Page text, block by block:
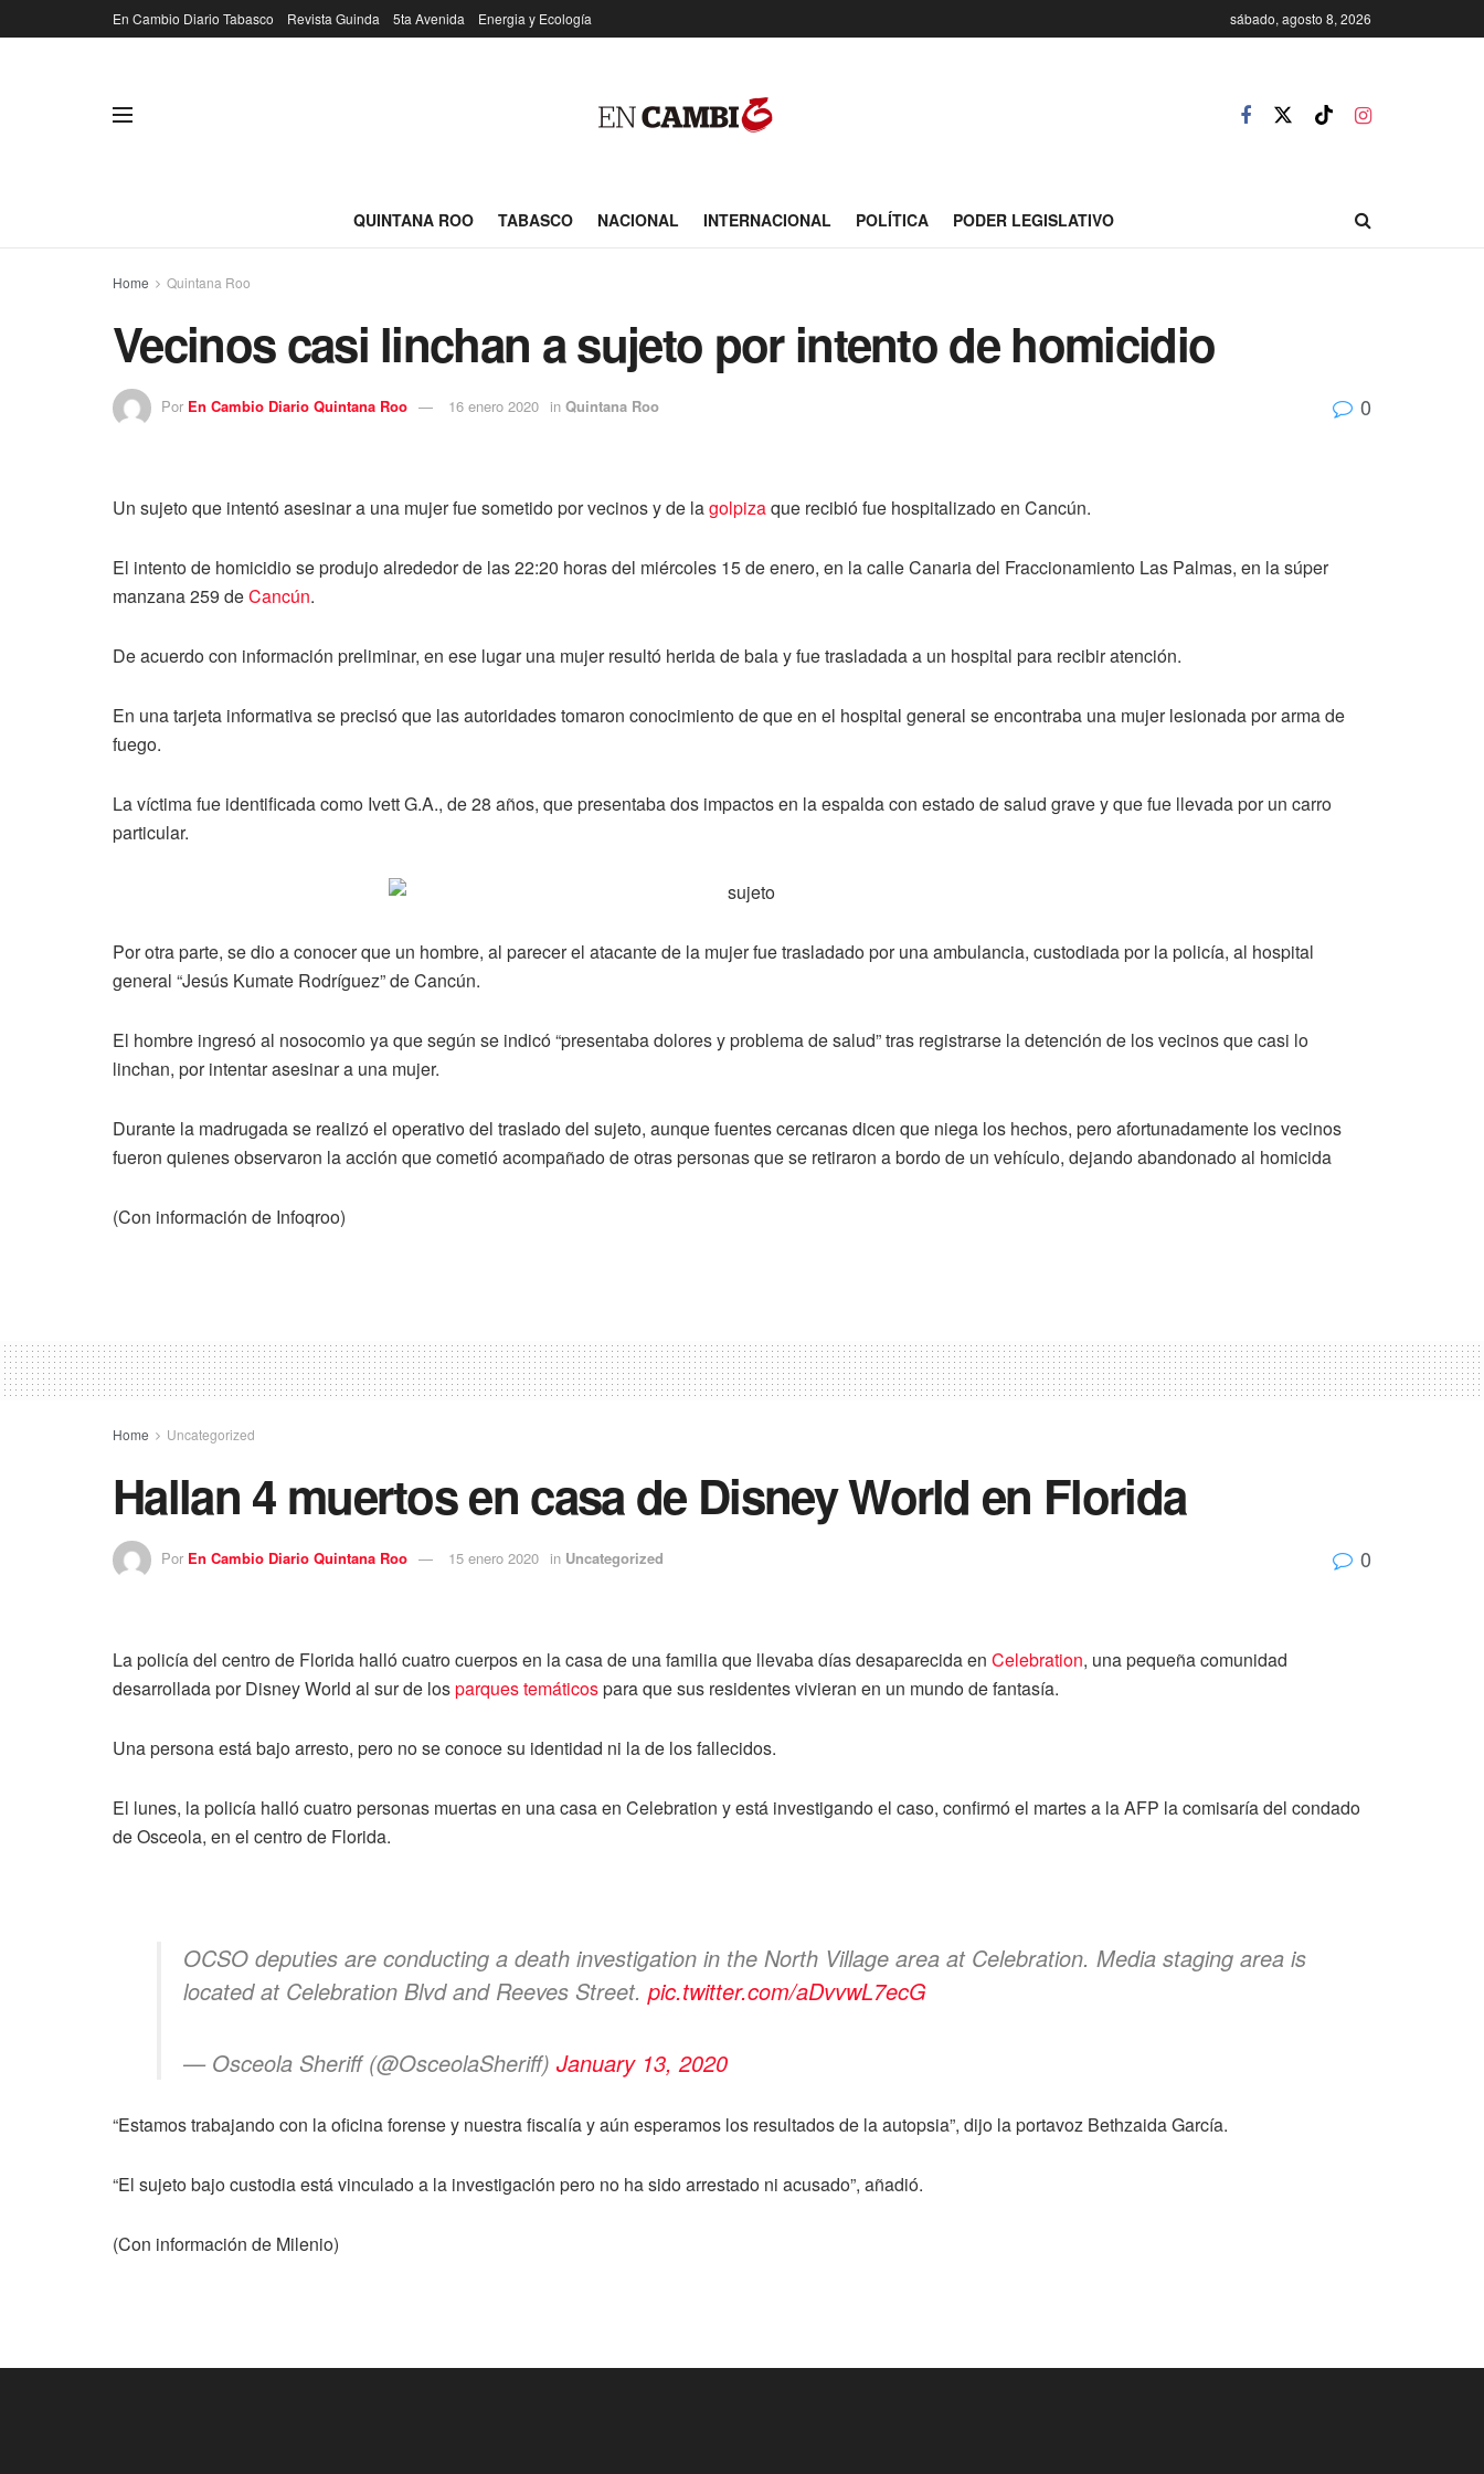
En Cambio Diario Tabasco Revista Guinda 5ta Avenida Energia y Ecología sábado, agosto 8, 2026
QUINTANA ROO TABASCO NACIONAL INTERNACIONAL POLÍTICA PODER LEGISLATIVO
Home Quintana Roo
Vecinos casi linchan a sujeto por intento de homicidio
Por En Cambio Diario Quintana Roo 16 enero 2020 in Quintana Roo 0
Un sujeto que intentó asesinar a una mujer fue sometido por vecinos y de lagolpizaque recibió fue hospitalizado en Cancún.
El intento de homicidio se produjo alrededor de las 22:20 horas del miércoles 15 de enero, en la calle Canaria del Fraccionamiento Las Palmas, en la súper
manzana 259 deCancún.
De acuerdo con información preliminar, en ese lugar una mujer resultó herida de bala y fue trasladada a un hospital para recibir atención.
En una tarjeta informativa se precisó que las autoridades tomaron conocimiento de que en el hospital general se encontraba una mujer lesionada por arma de
fuego.
La víctima fue identificada como Ivett G.A., de 28 años, que presentaba dos impactos en la espalda con estado de salud grave y que fue llevada por un carro
particular.
Por otra parte, se dio a conocer que un hombre, al parecer el atacante de la mujer fue trasladado por una ambulancia, custodiada por la policía, al hospital
general “Jesús Kumate Rodríguez” de Cancún.
El hombre ingresó al nosocomio ya que según se indicó “presentaba dolores y problema de salud” tras registrarse la detención de los vecinos que casi lo
linchan, por intentar asesinar a una mujer.
Durante la madrugada se realizó el operativo del traslado del sujeto, aunque fuentes cercanas dicen que niega los hechos, pero afortunadamente los vecinos
fueron quienes observaron la acción que cometió acompañado de otras personas que se retiraron a bordo de un vehículo, dejando abandonado al homicida
(Con información de Infoqroo)
Home Uncategorized
Hallan 4 muertos en casa de Disney World en Florida
Por En Cambio Diario Quintana Roo 15 enero 2020 in Uncategorized 0
La policía del centro de Florida halló cuatro cuerpos en la casa de una familia que llevaba días desaparecida en Celebration, una pequeña comunidad
desarrollada por Disney World al sur de losparques temáticospara que sus residentes vivieran en un mundo de fantasía.
Una persona está bajo arresto, pero no se conoce su identidad ni la de los fallecidos.
El lunes, la policía halló cuatro personas muertas en una casa en Celebration y está investigando el caso, confirmó el martes a la AFP la comisaría del condado
de Osceola, en el centro de Florida.
OCSO deputies are conducting a death investigation in the North Village area at Celebration. Media staging area is
located at Celebration Blvd and Reeves Street. pic.twitter.com/aDvvwL7ecG
— Osceola Sheriff (@OsceolaSheriff) January 13, 2020
“Estamos trabajando con la oficina forense y nuestra fiscalía y aún esperamos los resultados de la autopsia”, dijo la portavoz Bethzaida García.
“El sujeto bajo custodia está vinculado a la investigación pero no ha sido arrestado ni acusado”, añadió.
(Con información de Milenio)